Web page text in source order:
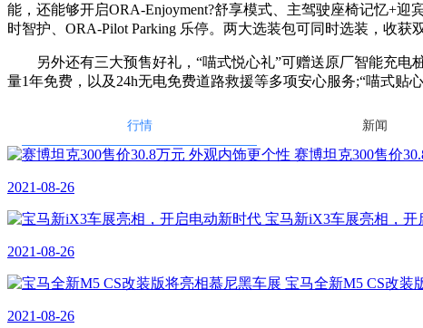
能，还能够开启ORA-Enjoyment?舒享模式、主驾驶座椅记忆+迎
时智护、ORA-Pilot Parking 乐停。两大选装包可同时选装，收获
另外还有三大预售好礼，“喵式悦心礼”可赠送原厂智能充电
量1年免费，以及24h无电免费道路救援等多项安心服务;“喵式贴
行情 新闻
赛博坦克300售价
2021-08-26
宝马新iX3车展亮相，开
2021-08-26
宝马全新M5 CS改装
2021-08-26